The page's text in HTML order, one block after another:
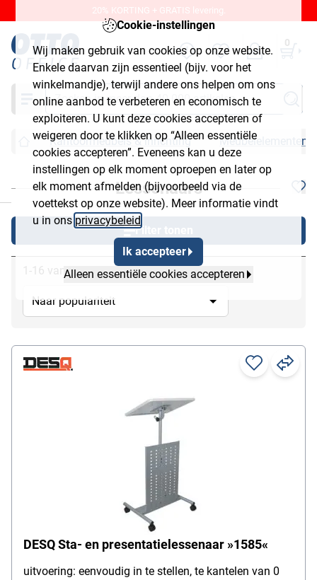
Cookie-instellingen
Wij maken gebruik van cookies op onze website.
Enkele daarvan zijn essentieel (bijv. voor het
winkelmandje), terwijl andere ons helpen om ons
online aanbod te verbeteren en economisch te
exploiteren. U kunt deze cookies accepteren of
weigeren door te klikken op “Alleen essentiële
cookies accepteren”. Eveneens kan u deze
instellingen op elk moment oproepen en later op
elk moment afmelden (bijvoorbeeld via de
voettekst op onze website). Meer informatie vindt
u in ons privacybeleid
Ik accepteer
Alleen essentiële cookies accepteren
20% KORTING + GRATIS levering.
0
Zoeken
Kantoormeubels & inrichting Meubelelementen
Lessenaars
Filter tonen
1-16 van 16
DESQ Sta- en presentatielessenaar »1585«
uitvoering: eenvoudig in te stellen, te kantelen van 0